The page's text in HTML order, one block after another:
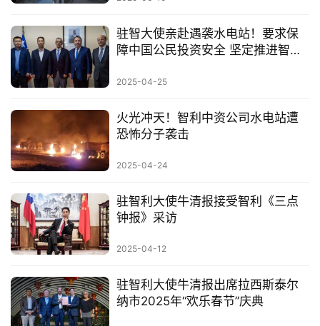
驻智大使亲赴遇袭水电站！要求保
障中国公民投资安全 坚定推进智利
2025-04-25
火光冲天！智利中资公司水电站遭
恐怖分子袭击
2025-04-24
驻智利大使牛清报接受智利《三点
钟报》采访
2025-04-12
驻智利大使牛清报出席拉西斯泰尔
纳市2025年“欢乐春节”庆典